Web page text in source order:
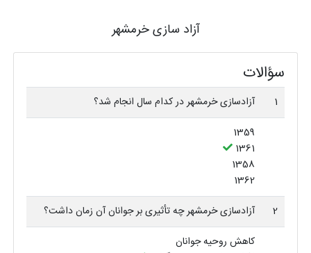
آزاد سازی خرمشهر
سؤالات
1
آزادسازی خرمشهر در کدام سال انجام شد؟
1359
1361
1358
1362
2
آزادسازی خرمشهر چه تأثیری بر جوانان آن زمان داشت؟
کاهش روحیه جوانان